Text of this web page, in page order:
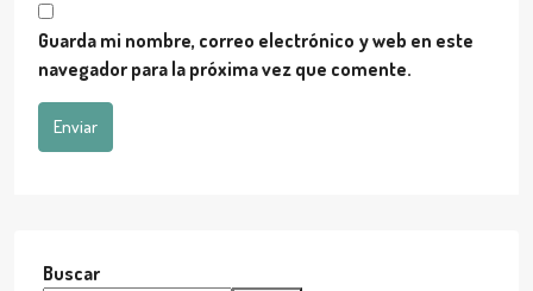
Guarda mi nombre, correo electrónico y web en este
navegador para la próxima vez que comente.
Enviar
Buscar